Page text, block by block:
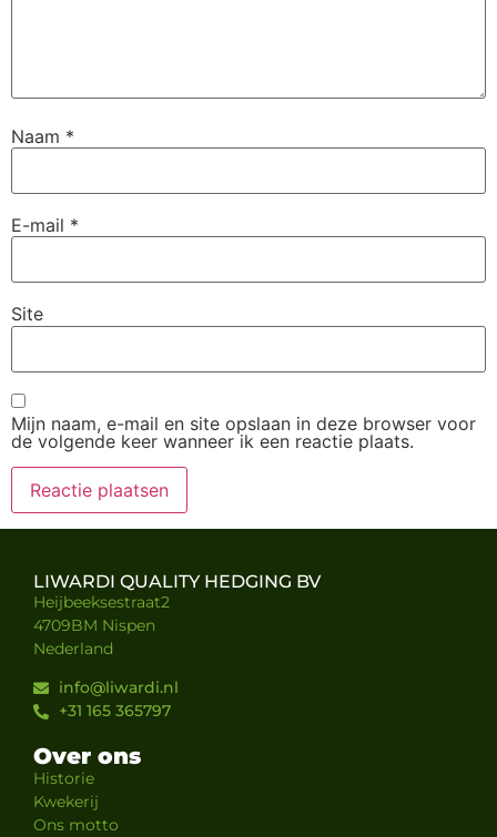
Naam *
E-mail *
Site
Mijn naam, e-mail en site opslaan in deze browser voor
de volgende keer wanneer ik een reactie plaats.
LIWARDI QUALITY HEDGING BV
Heijbeeksestraat2
4709BM Nispen
Nederland
info@liwardi.nl
+31 165 365797
Over ons
Historie
Kwekerij
Ons motto